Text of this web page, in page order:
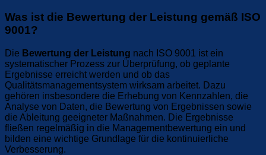
Was ist die Bewertung der Leistung gemäß ISO
9001?
Die Bewertung der Leistung nach ISO 9001 ist ein
systematischer Prozess zur Überprüfung, ob geplante
Ergebnisse erreicht werden und ob das
Qualitätsmanagementsystem wirksam arbeitet. Dazu
gehören insbesondere die Erhebung von Kennzahlen, die
Analyse von Daten, die Bewertung von Ergebnissen sowie
die Ableitung geeigneter Maßnahmen. Die Ergebnisse
fließen regelmäßig in die Managementbewertung ein und
bilden eine wichtige Grundlage für die kontinuierliche
Verbesserung.